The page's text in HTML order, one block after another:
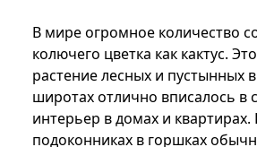
В мире огромное количество
колючего цветка как кактус.
растение лесных и пустынных
широтах отлично вписалось в
интерьер в домах и квартирах.
подоконниках в горшках